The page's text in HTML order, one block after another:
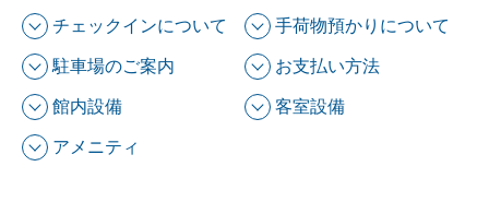
チェックインについて
手荷物預かりについて
駐車場のご案内
お支払い方法
館内設備
客室設備
アメニティ